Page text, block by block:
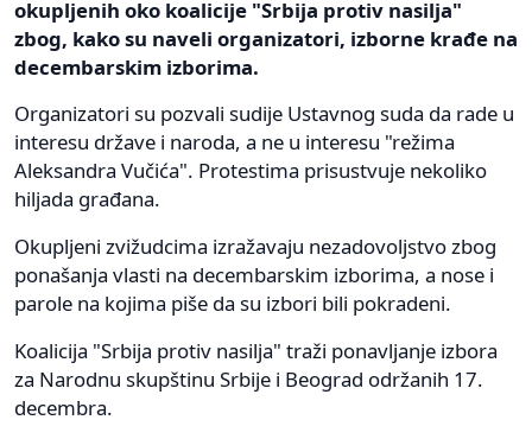
okupljenih oko koalicije "Srbija protiv nasilja"
zbog, kako su naveli organizatori, izborne krađe na
decembarskim izborima.
Organizatori su pozvali sudije Ustavnog suda da rade u
interesu države i naroda, a ne u interesu "režima
Aleksandra Vučića". Protestima prisustvuje nekoliko
hiljada građana.
Okupljeni zvižudcima izražavaju nezadovoljstvo zbog
ponašanja vlasti na decembarskim izborima, a nose i
parole na kojima piše da su izbori bili pokradeni.
Koalicija "Srbija protiv nasilja" traži ponavljanje izbora
za Narodnu skupštinu Srbije i Beograd održanih 17.
decembra.